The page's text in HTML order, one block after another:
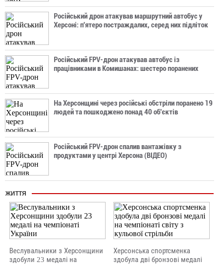
Російський дрон атакував маршрутний автобус у
Херсоні: п'ятеро постраждалих, серед них підліток
Російський FPV-дрон атакував автобус із
працівниками в Комишанах: шестеро поранених
На Херсонщині через російські обстріли поранено 19
людей та пошкоджено понад 40 об'єктів
Російський FPV-дрон спалив вантажівку з
продуктами у центрі Херсона (ВІДЕО)
ЖИТТЯ
Веслувальники з Херсонщини
здобули 23 медалі на
Херсонська спортсменка
здобула дві бронзові медалі